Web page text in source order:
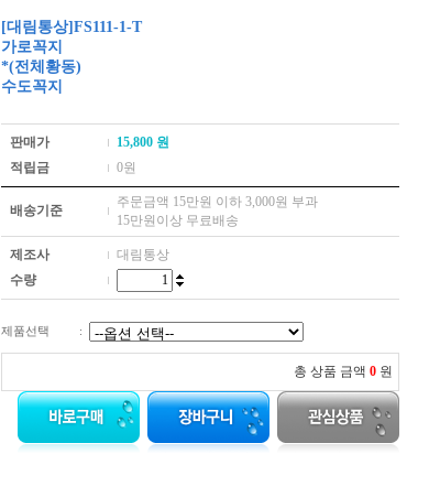
[대림통상]FS111-1-T
가로꼭지
*(전체황동)
수도꼭지
판매가 15,800 원
적립금
0원
배송기준
주문금액 15만원 이하 3,000원 부과
15만원이상 무료배송
제조사
대림통상
수량
제품선택 :
총 상품 금액 0 원